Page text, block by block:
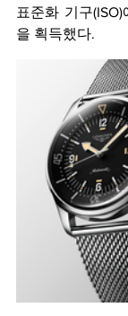
표준화 기구
을 획득했다.